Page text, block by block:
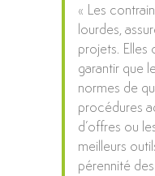
« Les
lourdes,
projets. Elles
garantir que
normes de
procédures
d’offres ou
meilleurs
pérennité